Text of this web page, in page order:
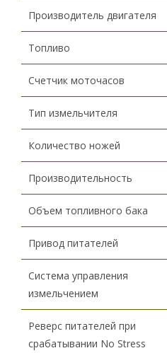
Производитель двигателя
Топливо
Счетчик моточасов
Тип измельчителя
Количество ножей
Производительность
Объем топливного бака
Привод питателей
Система управления
измельчением
Реверс питателей при
срабатывании No Stress